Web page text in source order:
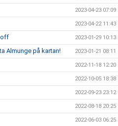
2023-04-23 07:09
2023-04-22 11:43
2023-01-29 10:13
Almunge på kartan! 2023-01-21 08:11
2022-11-18 12:20
2022-10-05 18:38
2022-09-23 23:12
2022-08-18 20:25
2022-06-03 06:25